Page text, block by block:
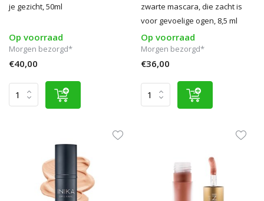
je gezicht, 50ml
Op voorraad
Morgen bezorgd*
€40,00
zwarte mascara, die zacht is
voor gevoelige ogen, 8,5 ml
Op voorraad
Morgen bezorgd*
€36,00